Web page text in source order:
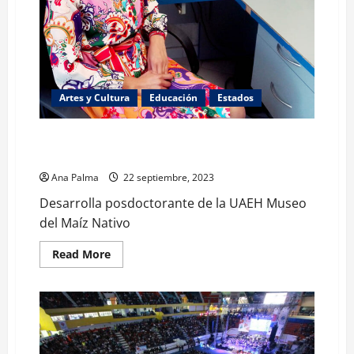
Artes y Cultura Educación Estados
Ana Palma 22 septiembre, 2023
Desarrolla posdoctorante de la UAEH Museo
del Maíz Nativo
Read MoreRead
more
posdoctorante
de
la
UAEH
Museo